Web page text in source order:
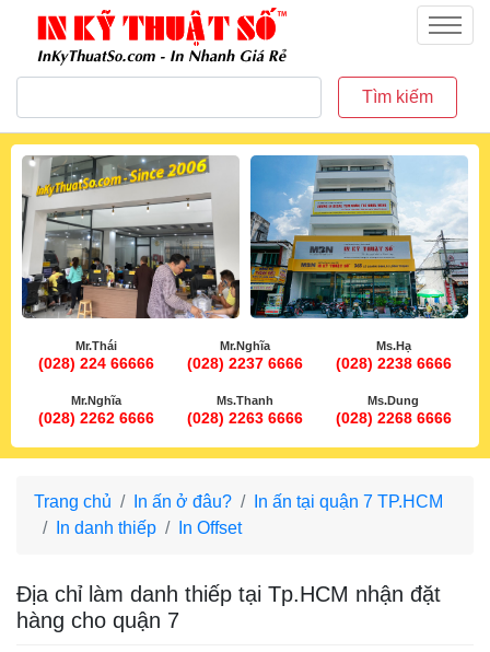
inkythuatso.com
Menu
Tìm kiếm
Mr.Thái
(028) 224 66666
Mr.Nghĩa
(028) 2237 6666
Ms.Hạ
(028) 2238 6666
Mr.Nghĩa
(028) 2262 6666
Ms.Thanh
(028) 2263 6666
Ms.Dung
(028) 2268 6666
Trang chủ In ấn ở đâu?
In ấn tại quận 7 TP.HCM
In danh thiếp
In Offset
Địa chỉ làm danh thiếp tại Tp.HCM nhận đặt
hàng cho quận 7